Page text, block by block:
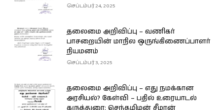
செப்டம்பர் 24, 2025
தலைமை அறிவிப்பு – வணிகர்
பாசறையின் மாநில ஒருங்கிணைப்பாளர்
நியமனம்
செப்டம்பர் 3, 2025
தலைமை அறிவிப்பு – எது நமக்கான
அரசியல்? கேள்வி – பதில் உரையாடல்
கருத்துரை: செந்தமிழன் சீமான்